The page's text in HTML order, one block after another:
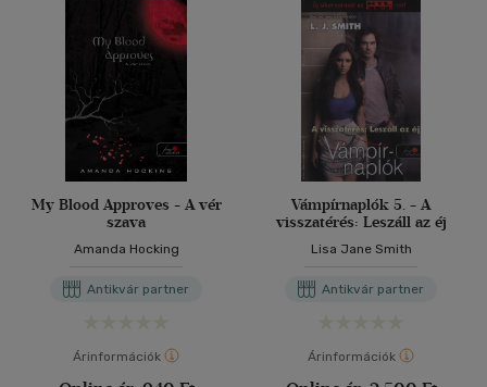
My Blood Approves - A vér
szava
Amanda Hocking
Antikvár partner
Árinformációk
Vámpírnaplók 5. - A
visszatérés: Leszáll az éj
Lisa Jane Smith
Antikvár partner
Árinformációk